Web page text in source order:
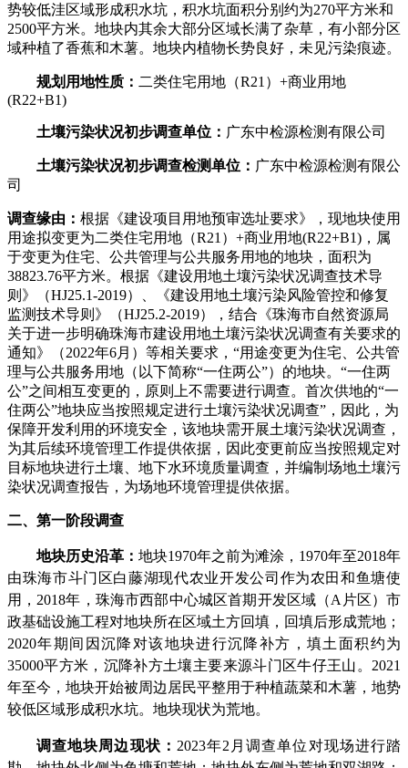
势较低洼区域形成积水坑，积水坑面积分别约为270平方米和
2500平方米。地块内其余大部分区域长满了杂草，有小部分区
域种植了香蕉和木薯。地块内植物长势良好，未见污染痕迹。
规划用地性质： 二类住宅用地（R21 ） +商业用地
(R22+B1)
土壤污染状况初步调查单位 ： 广东中检源检测有限公司
土壤污染状况初步调查检测单位 ： 广东中检源检测有限公
司
调查缘由： 根据《建设项目用地预审选址要求》，现地块使用
用途拟变更为二类住宅用地（R21 ） +商业用地(R22+B1) ，属
于变更为住宅、公共管理与公共服务用地的地块，面积为
38823.76平方米。根据《建设用地土壤污染状况调查技术导
则》（HJ25.1-2019）、《建设用地土壤污染风险管控和修复
监测技术导则》（HJ25.2-2019），结合《珠海市自然资源局
关于进一步明确珠海市建设用地土壤污染状况调查有关要求的
通知》（2022年6月）等相关要求，“用途变更为住宅、公共管
理与公共服务用地（以下简称“一住两公”）的地块。“一住两
公”之间相互变更的，原则上不需要进行调查。首次供地的“一
住两公”地块应当按照规定进行土壤污染状况调查”，因此，为
保障开发利用的环境安全，该地块需开展土壤污染状况调查，
为其后续环境管理工作提供依据，因此变更前应当按照规定对
目标地块进行土壤、地下水环境质量调查，并编制场地土壤污
染状况调查报告，为场地环境管理提供依据。
二、第一阶段调查
地块历史沿革： 地块1970年之前为滩涂， 1970年至2018年
由珠海市斗门区白藤湖现代农业开发公司作为农田和鱼塘使
用， 2018年，珠海市西部中心城区首期开发区域（A 片区）市
政基础设施工程对地块所在区域土方回填，回填后形成荒地；
2020年期间因沉降对该地块进行沉降补方，填土面积约为
35000平方米，沉降补方土壤主要来源斗门区牛仔王山。 2021
年至今，地块开始被周边居民平整用于种植蔬菜和木薯，地势
较低区域形成积水坑。地块现状为荒地。
调查地块周边现状 ： 2023年2 月调查单位对现场进行踏